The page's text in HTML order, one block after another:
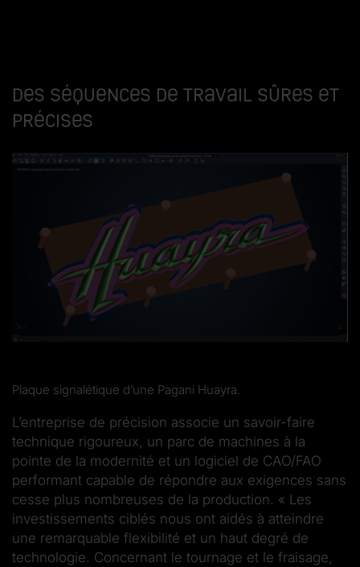
Des séquences de travail sûres et
précises
Plaque signalétique d’une Pagani Huayra.
L’entreprise de précision associe un savoir-faire
technique rigoureux, un parc de machines à la
pointe de la modernité et un logiciel de CAO/FAO
performant capable de répondre aux exigences sans
cesse plus nombreuses de la production. « Les
investissements ciblés nous ont aidés à atteindre
une remarquable flexibilité et un haut degré de
technologie. Concernant le tournage et le fraisage,